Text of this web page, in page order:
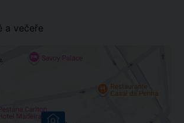
a večeře